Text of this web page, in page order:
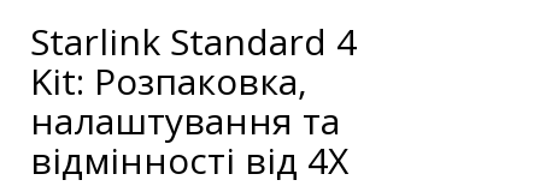
Starlink Standard 4
Kit: Розпаковка,
налаштування та
відмінності від 4X